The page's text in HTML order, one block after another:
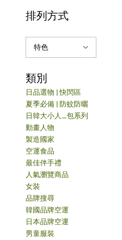
排列方式
類別
日品選物 | 快閃區
夏季必備 | 防蚊防曬
日韓大小人_包系列
動畫人物
製造國家
空運食品
最佳伴手禮
人氣瀏覽商品
女裝
品牌搜尋
韓國品牌空運
日本品牌空運
男童服裝